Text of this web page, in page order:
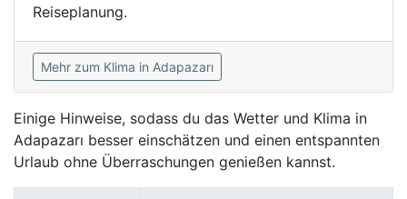
Reiseplanung.
Mehr zum Klima in Adapazarı
Einige Hinweise, sodass du das Wetter und Klima in
Adapazarı besser einschätzen und einen entspannten
Urlaub ohne Überraschungen genießen kannst.